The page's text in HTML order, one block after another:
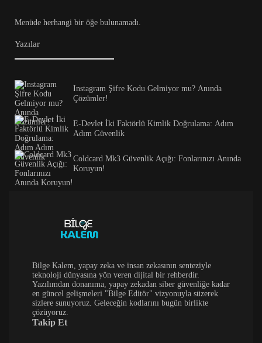
Menüde herhangi bir öğe bulunamadı.
Yazılar
Instagram Şifre Kodu Gelmiyor mu? Anında
Çözümler!
E-Devlet İki Faktörlü Kimlik Doğrulama: Adım
Adım Güvenlik
Coldcard Mk3 Güvenlik Açığı: Fonlarınızı Anında
Koruyun!
Bilge Kalem, yapay zeka ve insan zekasının senteziyle
teknoloji dünyasına yön veren dijital bir rehberdir.
Yazılımdan donanıma, yapay zekadan siber güvenliğe kadar
en güncel gelişmeleri "Bilge Editör" vizyonuyla süzerek
sizlere sunuyoruz. Geleceğin kodlarını bugün birlikte
çözüyoruz.
Takip Et